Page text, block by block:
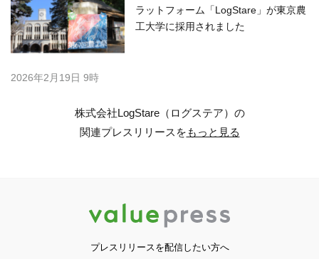
ラットフォーム「LogStare」が東京農
工大学に採用されました
2026年2月19日 9時
株式会社LogStare（ログステア）の
関連プレスリリースをもっと見る
プレスリリースを配信したい方へ